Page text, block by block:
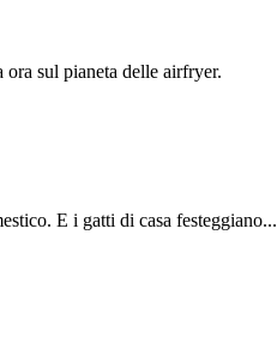
sul pianeta delle airfryer.
E i gatti di casa festeggiano...